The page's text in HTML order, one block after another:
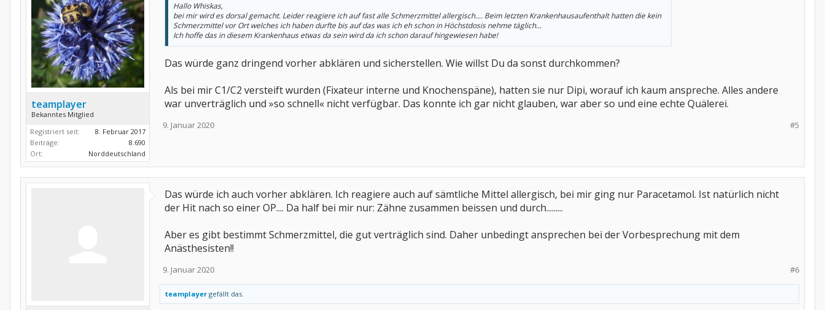
teamplayer
Bekanntes Mitglied
Registriert seit:
8. Februar 2017
Beiträge:
8.690
Ort:
Norddeutschland
Hallo Whiskas,
bei mir wird es dorsal gemacht. Leider reagiere ich auf fast alle Schmerzmittel allergisch.... Beim letzten Krankenhausaufenthalt hatten die kein
Schmerzmittel vor Ort welches ich haben durfte bis auf das was ich eh schon in Höchstdosis nehme täglich...
Ich hoffe das in diesem Krankenhaus etwas da sein wird da ich schon darauf hingewiesen habe!
Das würde ganz dringend vorher abklären und sicherstellen. Wie willst Du da sonst durchkommen?
Als bei mir C1/C2 versteift wurden (Fixateur interne und Knochenspäne), hatten sie nur Dipi, worauf ich kaum anspreche. Alles andere
war unverträglich und »so schnell« nicht verfügbar. Das konnte ich gar nicht glauben, war aber so und eine echte Quälerei.
#5
9. Januar 2020
Das würde ich auch vorher abklären. Ich reagiere auch auf sämtliche Mittel allergisch, bei mir ging nur Paracetamol. Ist natürlich nicht
der Hit nach so einer OP.... Da half bei mir nur: Zähne zusammen beissen und durch.........
Aber es gibt bestimmt Schmerzmittel, die gut verträglich sind. Daher unbedingt ansprechen bei der Vorbesprechung mit dem
Anästhesisten!!
#6
9. Januar 2020
teamplayer gefällt das.